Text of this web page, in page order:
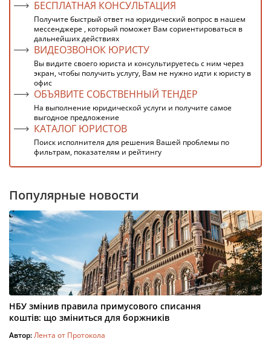
БЕСПЛАТНАЯ КОНСУЛЬТАЦИЯ
Получите быстрый ответ на юридический вопрос в нашем
мессенджере , который поможет Вам сориентироваться в
дальнейших действиях
ВИДЕОЗВОНОК ЮРИСТУ
Вы видите своего юриста и консультируетесь с ним через
экран, чтобы получить услугу, Вам не нужно идти к юристу в
офис
ОБЪЯВИТЕ СОБСТВЕННЫЙ ТЕНДЕР
На выполнение юридической услуги и получите самое
выгодное предложение
КАТАЛОГ ЮРИСТОВ
Поиск исполнителя для решения Вашей проблемы по
фильтрам, показателям и рейтингу
Популярные новости
НБУ змінив правила примусового списання
коштів: що зміниться для боржників
Автор:Лента от Протокола